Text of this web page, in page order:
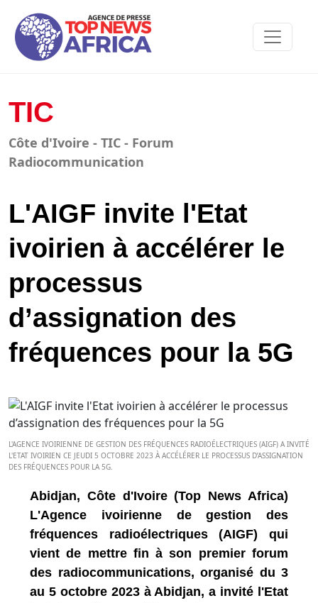
TIC
Côte d'Ivoire - TIC - Forum
Radiocommunication
L'AIGF invite l'Etat
ivoirien à accélérer le
processus
d’assignation des
fréquences pour la 5G
L'AGENCE IVOIRIENNE DE GESTION DES FRÉQUENCES RADIOÉLECTRIQUES (AIGF) A INVITÉ
L'ETAT IVOIRIEN CE JEUDI 5 OCTOBRE 2023 À ACCÉLÉRER LE PROCESSUS D’ASSIGNATION
DES FRÉQUENCES POUR LA 5G.
Abidjan, Côte d'Ivoire (Top News Africa)
L'Agence ivoirienne de gestion des
fréquences radioélectriques (AIGF) qui
vient de mettre fin à son premier forum
des radiocommunications, organisé du 3
au 5 octobre 2023 à Abidjan, a invité l'Etat